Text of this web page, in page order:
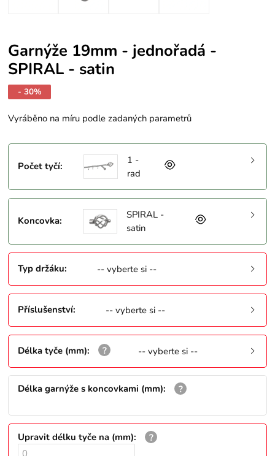
Garnýže 19mm - jednořadá -
SPIRAL - satin
- 30%
Vyráběno na míru podle zadaných parametrů
Počet tyčí:
1 -
rad
Koncovka:
SPIRAL -
satin
Typ držáku: -- vyberte si --
Příslušenství: -- vyberte si --
Délka tyče (mm): -- vyberte si --
Délka garnýže s koncovkami (mm):
Upravit délku tyče na (mm):